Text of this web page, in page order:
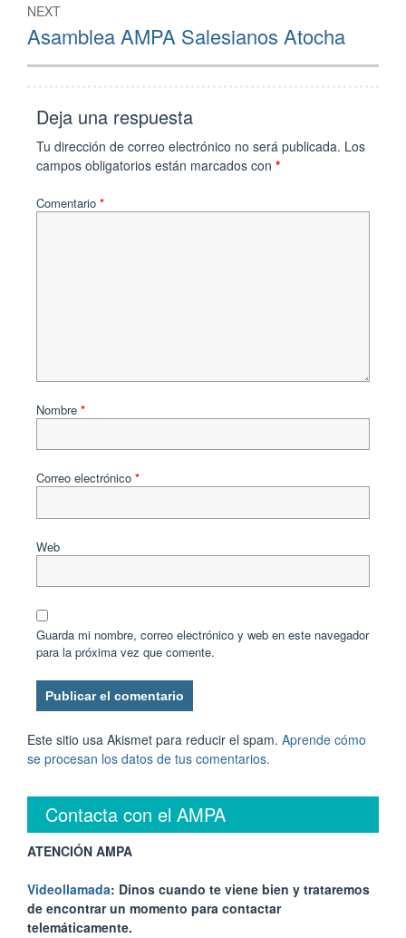
NEXT
Next
post:
Asamblea AMPA Salesianos Atocha
Deja una respuesta
Tu dirección de correo electrónico no será publicada. Los
campos obligatorios están marcados con *
Comentario *
Nombre *
Correo electrónico *
Web
Guarda mi nombre, correo electrónico y web en este navegador
para la próxima vez que comente.
Este sitio usa Akismet para reducir el spam. Aprende cómo
se procesan los datos de tus comentarios.
Contacta con el AMPA
ATENCIÓN AMPA
Videollamada: Dinos cuando te viene bien y trataremos
de encontrar un momento para contactar
telemáticamente.